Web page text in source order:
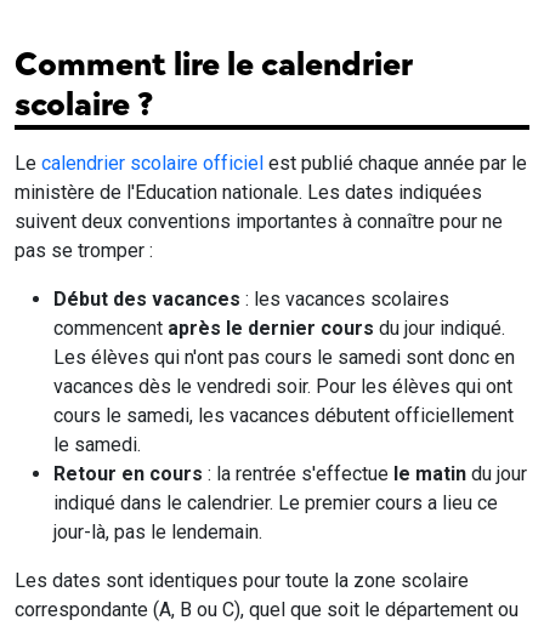
Comment lire le calendrier
scolaire ?
Le calendrier scolaire officiel est publié chaque année par le
ministère de l'Education nationale. Les dates indiquées
suivent deux conventions importantes à connaître pour ne
pas se tromper :
Début des vacances : les vacances scolaires
commencent après le dernier cours du jour indiqué.
Les élèves qui n'ont pas cours le samedi sont donc en
vacances dès le vendredi soir. Pour les élèves qui ont
cours le samedi, les vacances débutent officiellement
le samedi.
Retour en cours : la rentrée s'effectue le matin du jour
indiqué dans le calendrier. Le premier cours a lieu ce
jour-là, pas le lendemain.
Les dates sont identiques pour toute la zone scolaire
correspondante (A, B ou C), quel que soit le département ou